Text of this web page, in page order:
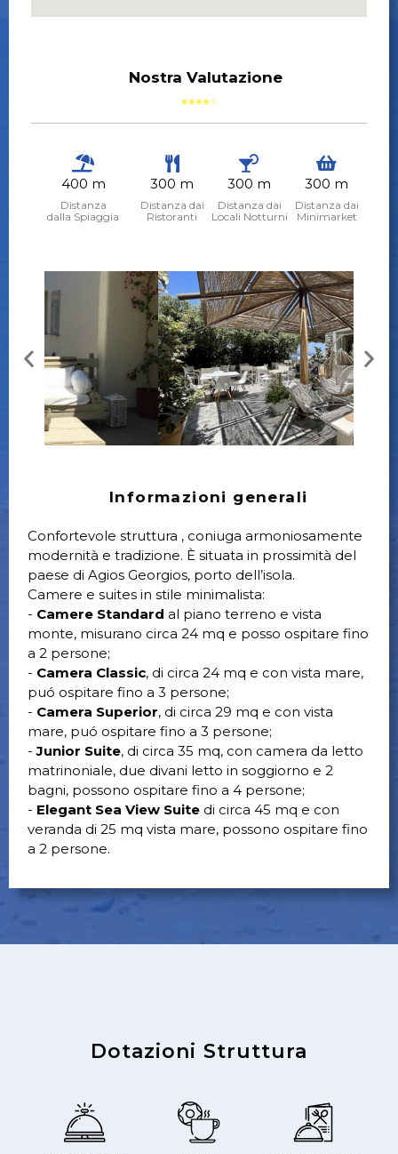
Nostra Valutazione
400 m
Distanza
dalla Spiaggia
300 m
Distanza dai
Ristoranti
300 m
Distanza dai
Locali Notturni
300 m
Distanza dai
Minimarket
Informazioni generali
Confortevole struttura , coniuga armoniosamente
modernità e tradizione. È situata in prossimità del
paese di Agios Georgios, porto dell’isola.
Camere e suites in stile minimalista:
- Camere Standard al piano terreno e vista
monte, misurano circa 24 mq e posso ospitare fino
a 2 persone;
- Camera Classic, di circa 24 mq e con vista mare,
puó ospitare fino a 3 persone;
- Camera Superior, di circa 29 mq e con vista
mare, puó ospitare fino a 3 persone;
-Junior Suite, di circa 35 mq, con camera da letto
matrinoniale, due divani letto in soggiorno e 2
bagni, possono ospitare fino a 4 persone;
- Elegant Sea View Suite di circa 45 mq e con
veranda di 25 mq vista mare, possono ospitare fino
a 2 persone.
Dotazioni Struttura